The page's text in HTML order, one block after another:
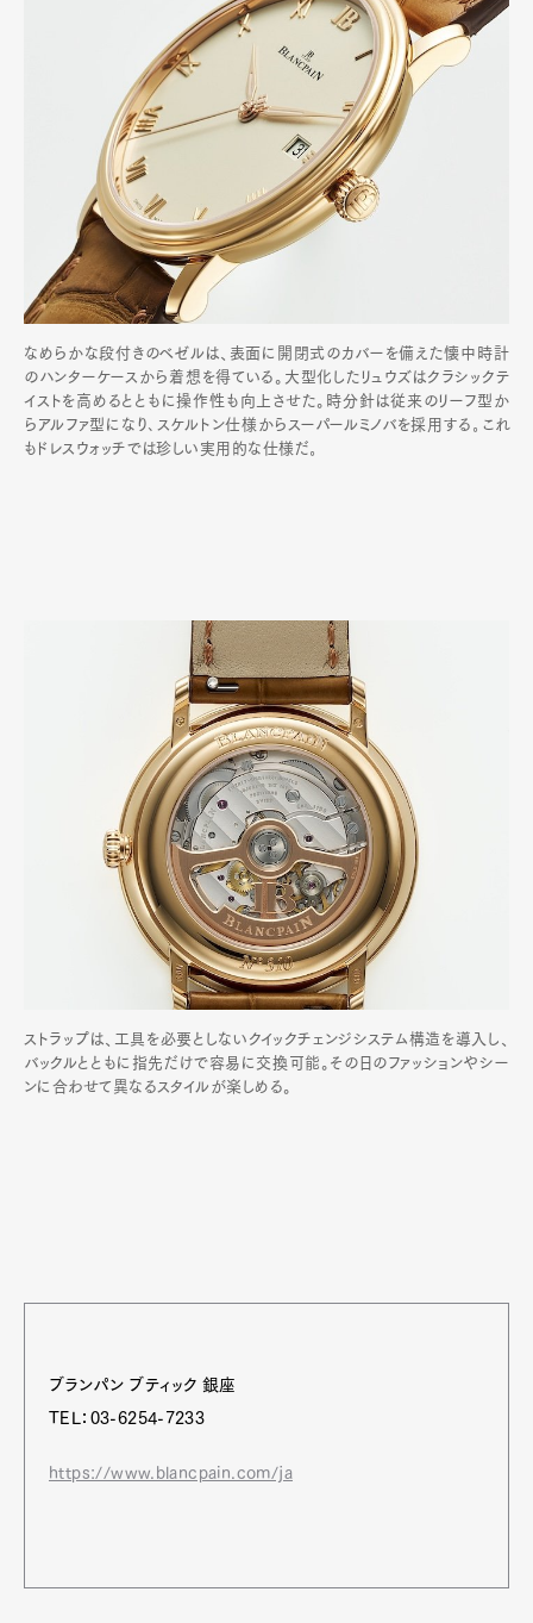
なめらかな段付きのベゼルは、表面に開閉式のカバーを備えた懐中時計
のハンターケースから着想を得ている。大型化したリュウズはクラシックテ
イストを高めるとともに操作性も向上させた。時分針は従来のリーフ型か
らアルファ型になり､スケルトン仕様からスーパールミノバを採用する｡これ
もドレスウォッチでは珍しい実用的な仕様だ｡
ストラップは、工具を必要としないクイックチェンジシステム構造を導入し、
バックルとともに指先だけで容易に交換可能。その日のファッションやシー
ンに合わせて異なるスタイルが楽しめる。
ブランパン ブティック 銀座
TEL：03-6254-7233
https://www.blancpain.com/ja